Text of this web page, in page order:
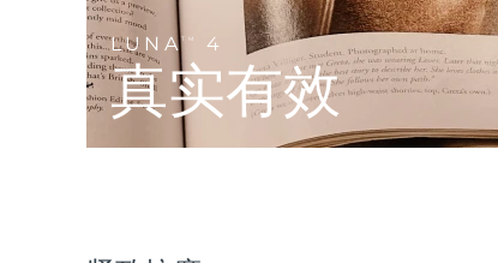
LUNATM 4
真实有效
LUNA™ 护肤
Premium cleansers & balm
LUNA™ 设备
面膜
Rejuvenation & hydration
issa™ Teeth Whitening Set
Dual LED + sonic device & 18% PAP gel
FAQ™ 103
Luxurious clinical anti-aging set
FAQ™ 211
Anti-aging neck & décolleté LED mask
FAQ™ Scalp Serum
Scalp recovery probiotic serum
FAQ™ 502
Full-Spectrum Red Light Therapy
保健品
专业治疗